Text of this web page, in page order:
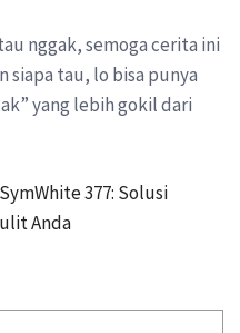
nggak, semoga cerita ini
siapa tau, lo bisa punya
yang lebih gokil dari
377: Solusi
Anda